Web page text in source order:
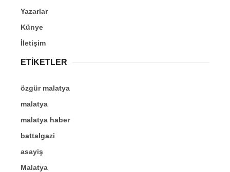
Yazarlar
Künye
İletişim
ETİKETLER
özgür malatya
malatya
malatya haber
battalgazi
asayiş
Malatya